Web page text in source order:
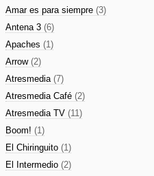
Amar es para siempre (3)
Antena 3 (6)
Apaches (1)
Arrow (2)
Atresmedia (7)
Atresmedia Café (2)
Atresmedia TV (11)
Boom! (1)
El Chiringuito (1)
El Intermedio (2)